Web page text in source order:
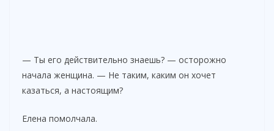
— Ты его действительно знаешь? — осторожно
начала женщина. — Не таким, каким он хочет
казаться, а настоящим?
Елена помолчала.